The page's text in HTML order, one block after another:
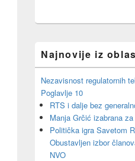
Najnovije iz
Nezavisnost regulatornih
Poglavlje 10
RTS i dalje bez
Manja Grčić izabrana
Politička igra Savetom
Obustavljen izbor
NVO